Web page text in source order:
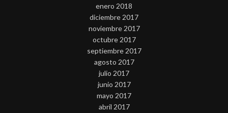
enero 2018
diciembre 2017
noviembre 2017
octubre 2017
septiembre 2017
agosto 2017
julio 2017
junio 2017
mayo 2017
abril 2017